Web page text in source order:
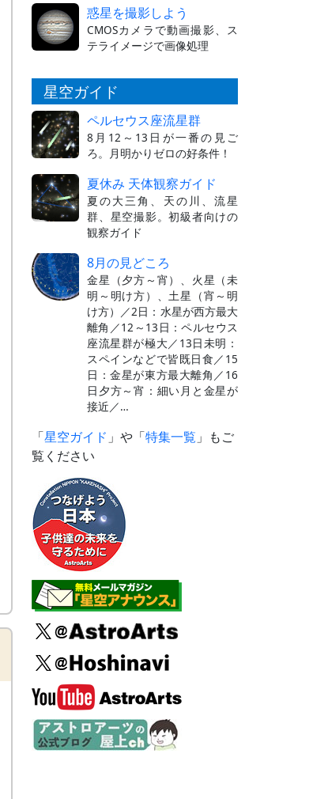
惑星を撮影しよう
CMOSカメラで動画撮影、ス
テライメージで画像処理
星空ガイド
ペルセウス座流星群
8月12～13日が一番の見ご
ろ。月明かりゼロの好条件！
夏休み 天体観察ガイド
夏の大三角、天の川、流星
群、星空撮影。初級者向けの
観察ガイド
8月の見どころ
金星（夕方～宵）、火星（未
明～明け方）、土星（宵～明
け方）／2日：水星が西方最大
離角／12～13日：ペルセウス
座流星群が極大／13日未明：
スペインなどで皆既日食／15
日：金星が東方最大離角／16
日夕方～宵：細い月と金星が
接近／…
「星空ガイド 」や「特集一覧 」もご
覧ください